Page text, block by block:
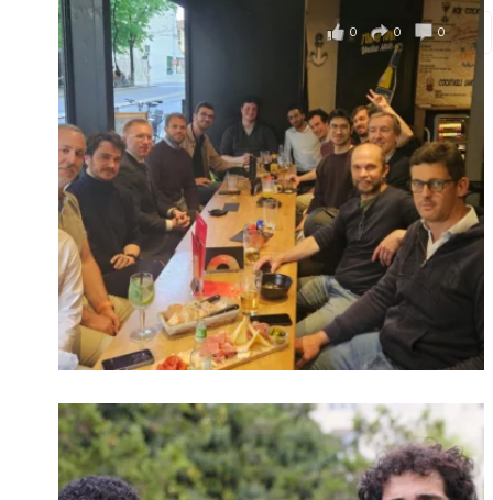
Charger plus Suivre sur Instagram
0 0 0
Voir sur Facebook
Connexion
Identifiant oublié ?
Mot de passe
oublié ?